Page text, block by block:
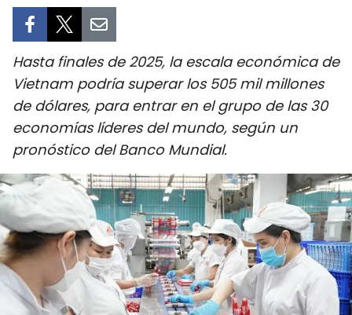
SALUD - MEDIO AMBIENTE
CULTURA - ENTRETENIMIENTO
INTERNACIONAL
DEPORTES
VIAJES
PUENTE DE AMISTAD
HISTORIAS MULTIMEDIA
Hasta finales de 2025, la escala económica de
Vietnam podría superar los 505 mil millones
de dólares, para entrar en el grupo de las 30
economías líderes del mundo, según un
pronóstico del Banco Mundial.